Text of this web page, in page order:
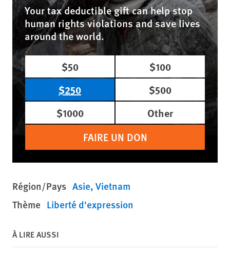
Your tax deductible gift can help stop
human rights violations and save lives
around the world.
$50
$100
$250
$500
$1000
Other
FAIRE UN DON
Région/Pays Asie Vietnam
Thème Liberté d'expression
À LIRE AUSSI